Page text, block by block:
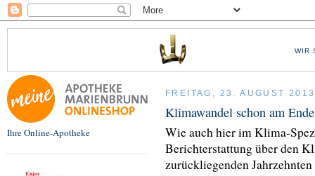
WIR
Ihre Online-Apotheke
FREITAG, 23. AUGUST 2013
Klimawandel schon am
Wie auch hier im Klima-
Berichterstattung über den
zurückliegenden